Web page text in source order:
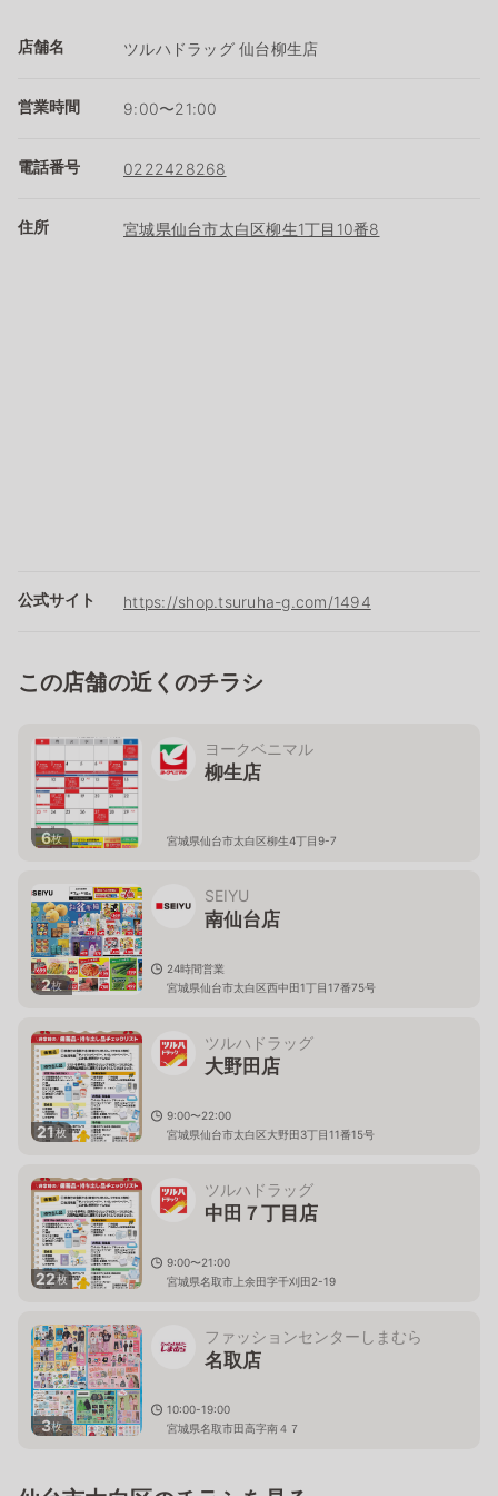
店舗名 ツルハドラッグ 仙台柳生店
営業時間 9:00〜21:00
電話番号 0222428268
住所 宮城県仙台市太白区柳生1丁目10番8
公式サイト https://shop.tsuruha-g.com/1494
この店舗の近くのチラシ
6枚
ヨークベニマル
柳生店
宮城県仙台市太白区柳生4丁目9-7
2枚
SEIYU
南仙台店
24時間営業
宮城県仙台市太白区西中田1丁目17番75号
21枚
ツルハドラッグ
大野田店
9:00〜22:00
宮城県仙台市太白区大野田3丁目11番15号
22枚
ツルハドラッグ
中田７丁目店
9:00〜21:00
宮城県名取市上余田字千刈田2-19
3枚
ファッションセンターしまむら
名取店
10:00-19:00
宮城県名取市田高字南４７